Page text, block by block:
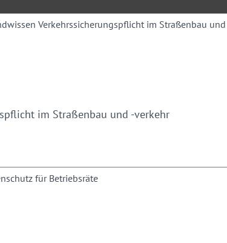
Ladung und den Fahrzeugen.
im Straßenbau und -verkehr